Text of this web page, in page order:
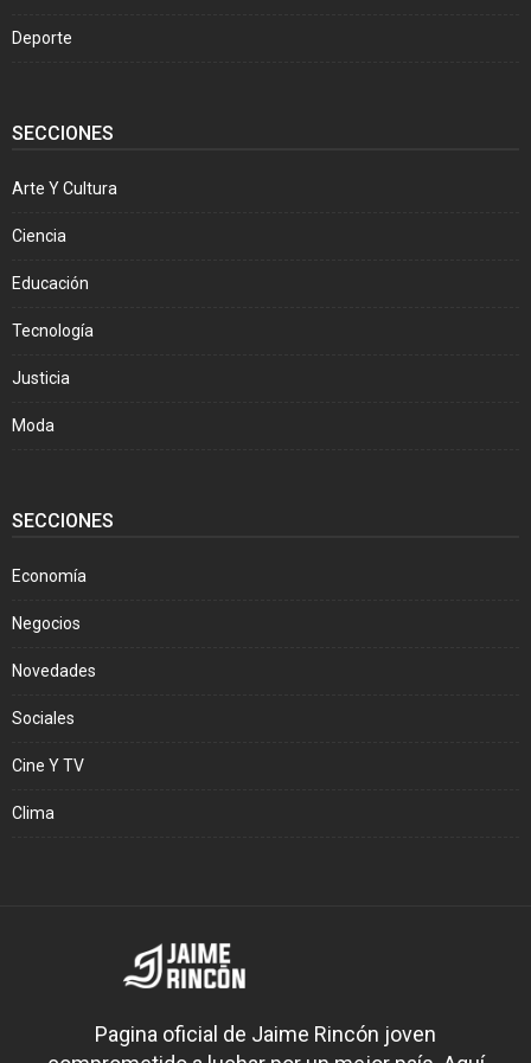
Deporte
SECCIONES
Arte Y Cultura
Ciencia
Educación
Tecnología
Justicia
Moda
SECCIONES
Economía
Negocios
Novedades
Sociales
Cine Y TV
Clima
Pagina oficial de Jaime Rincón joven